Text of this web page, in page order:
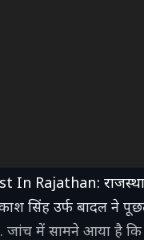
Rajathan: राजस्थान
सिंह उर्फ बादल ने
में सामने आया है कि